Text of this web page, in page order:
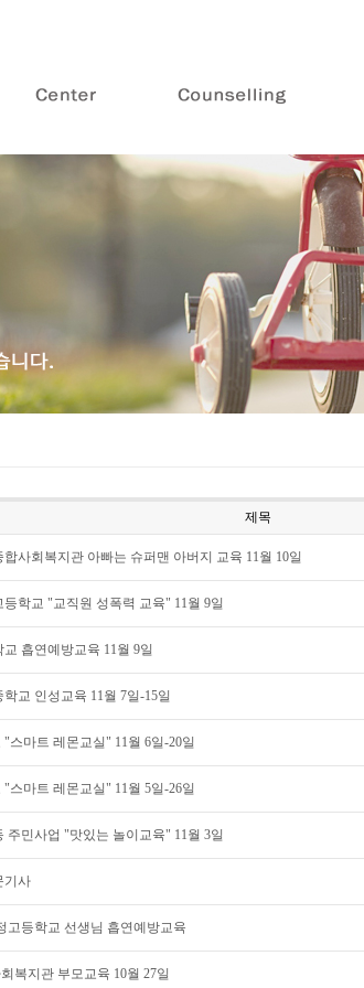
제목
사회복지관 아빠는 슈퍼맨 아버지 교육 11월 10일
등학교 "교직원 성폭력 교육" 11월 9일
흡연예방교육 11월 9일
교 인성교육 11월 7일-15일
스마트 레몬교실" 11월 6일-20일
스마트 레몬교실" 11월 5일-26일
주민사업 "맛있는 놀이교육" 11월 3일
기사
고등학교 선생님 흡연예방교육
복지관 부모교육 10월 27일